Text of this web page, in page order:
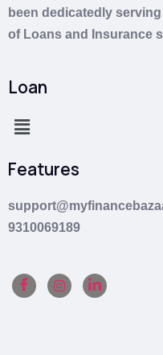
been dedicatedly
of Loans and Insurance
Loan
Features
9310069189